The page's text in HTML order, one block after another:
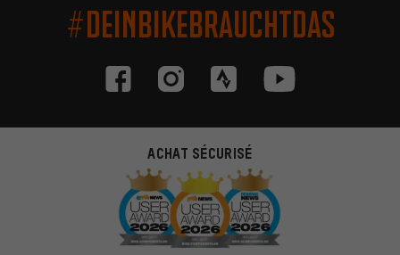
#DEINBIKEBRAUCHTDAS
ACHAT SÉCURISÉ